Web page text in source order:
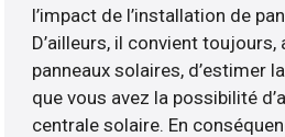
l’impact de l’installation de
D’ailleurs, il convient
panneaux solaires, d’estimer
que vous avez la possibilité
centrale solaire. En